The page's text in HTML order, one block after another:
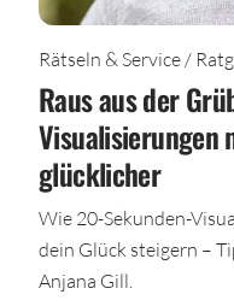
Rätseln & Service /
Raus aus der
Visualisierungen
glücklicher
Wie 20-Sekunden-
dein Glück steigern –
Anjana Gill.